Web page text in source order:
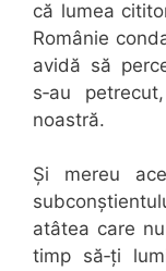
că lumea
Românie
avidă să
s‑au
noastră.
Și mereu
atâtea care
timp să‑ți